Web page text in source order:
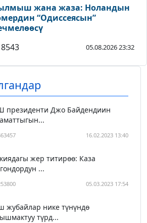
жана жаза: Ноландын
“Одиссеясын”
8543
05.08.2026 23:32
президенти Джо Байдендиин
16.02.2023 13:40
жер титирөө: Каза
...
05.03.2023 17:54
жубайлар нике түнүндө
түрд...